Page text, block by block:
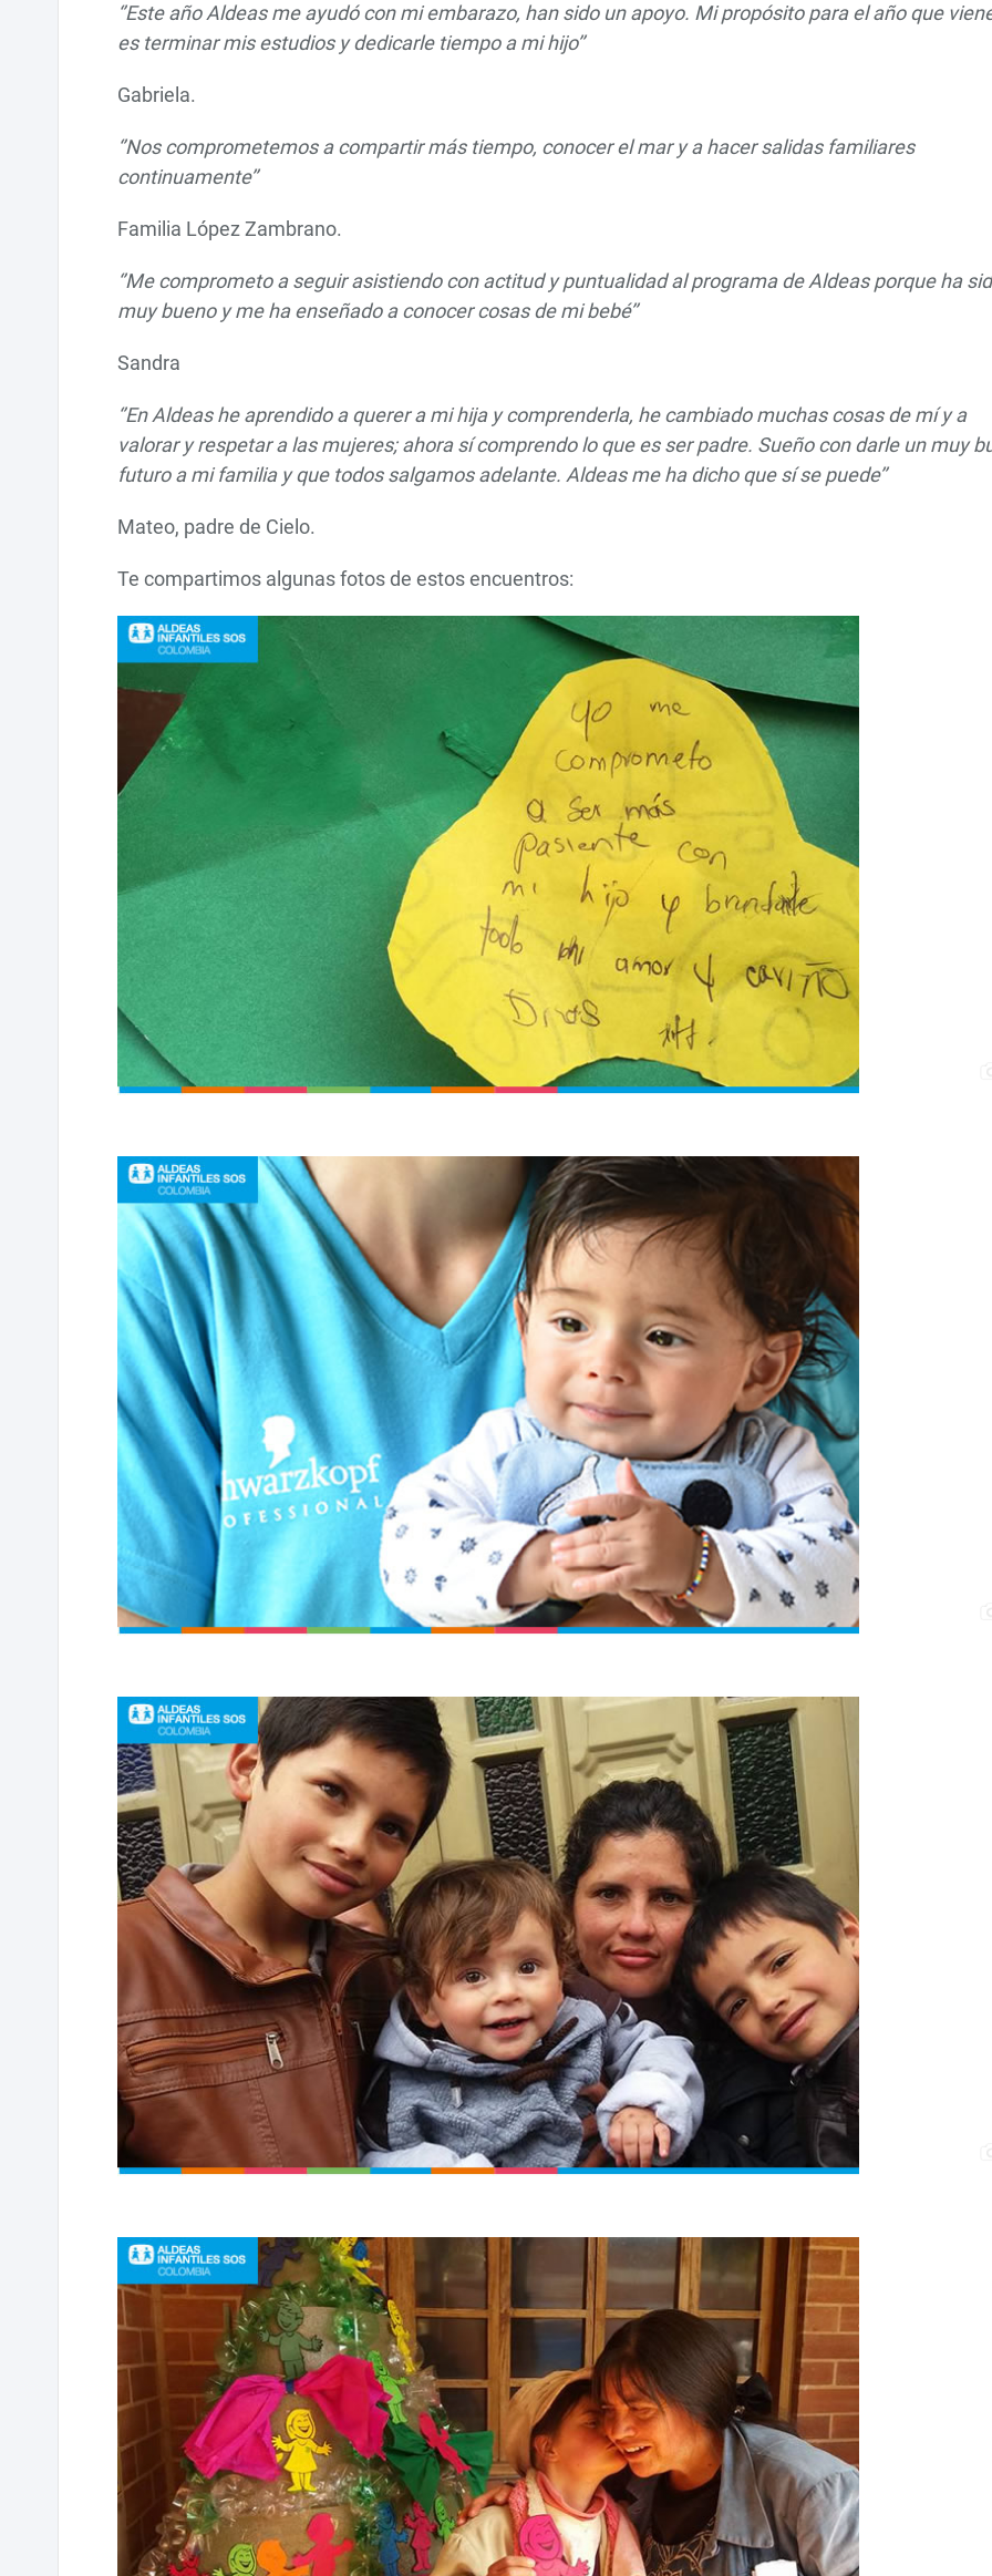
‘’Este año Aldeas me ayudó con mi embarazo, han sido un apoyo. Mi propósito para el año que
es terminar mis estudios y dedicarle tiempo a mi hijo’’
Gabriela.
‘’Nos comprometemos a compartir más tiempo, conocer el mar y a hacer salidas familiares
continuamente’’
Familia López Zambrano.
‘’Me comprometo a seguir asistiendo con actitud y puntualidad al programa de Aldeas porque ha
muy bueno y me ha enseñado a conocer cosas de mi bebé’’
Sandra
‘’En Aldeas he aprendido a querer a mi hija y comprenderla, he cambiado muchas cosas de mí y a
valorar y respetar a las mujeres; ahora sí comprendo lo que es ser padre. Sueño con darle un muy
futuro a mi familia y que todos salgamos adelante. Aldeas me ha dicho que sí se puede’’
Mateo, padre de Cielo.
Te compartimos algunas fotos de estos encuentros: